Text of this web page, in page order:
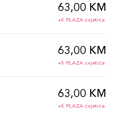
63,00 KM
+6 PLAZA cvjetića
63,00 KM
+6 PLAZA cvjetića
63,00 KM
+6 PLAZA cvjetića